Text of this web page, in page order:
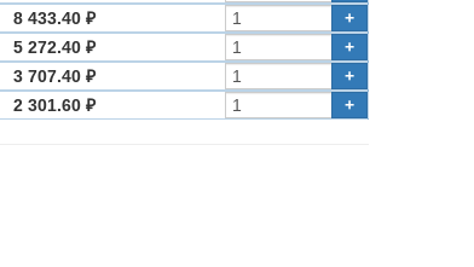
8 433.40 ₽
+
5 272.40 ₽
+
3 707.40 ₽
+
2 301.60 ₽ +